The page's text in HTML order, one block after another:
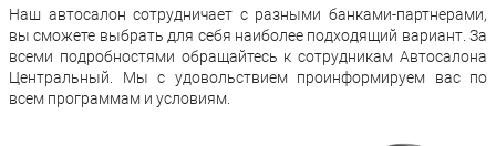
Наш автосалон сотрудничает с разными банками-партнерами,
вы сможете выбрать для себя наиболее подходящий вариант. За
всеми подробностями обращайтесь к сотрудникам Автосалона
Центральный. Мы с удовольствием проинформируем вас по
всем программам и условиям.